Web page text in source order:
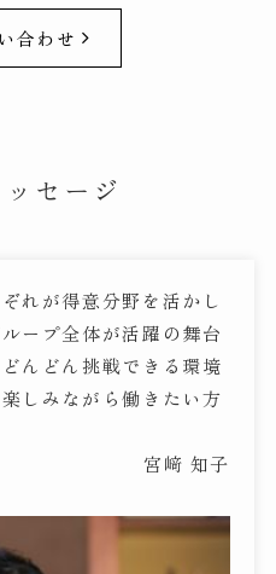
合わせ
セージ
れが得意分野を活かし
ープ全体が活躍の舞台
んどん挑戦できる環境
しみながら働きたい方
宮﨑 知子